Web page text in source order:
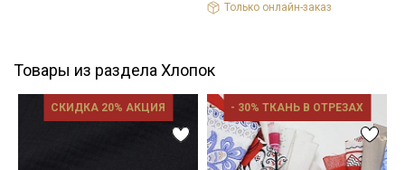
Только онлайн-заказ
Товары из раздела Хлопок
СКИДКА 20% АКЦИЯ - 30% ТКАНЬ В ОТРЕЗАХ